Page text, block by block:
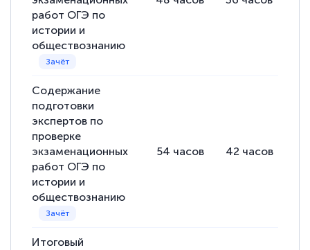
Евгения Коротких
Знаток города 2 уровня
12 марта 2026
вежливое сопровождение! Всё чётко и
понятно! Проходила повышение
квалификации. Ещё раз - СПАСИБО!
Елена Петрикс
Знаток города 5 уровня
работ ОГЭ по
истории и
обществознанию
Содержание
подготовки
экспертов по
проверке
экзаменационных
работ ОГЭ по
истории и
обществознанию
54 часов 42 часов
Итоговый